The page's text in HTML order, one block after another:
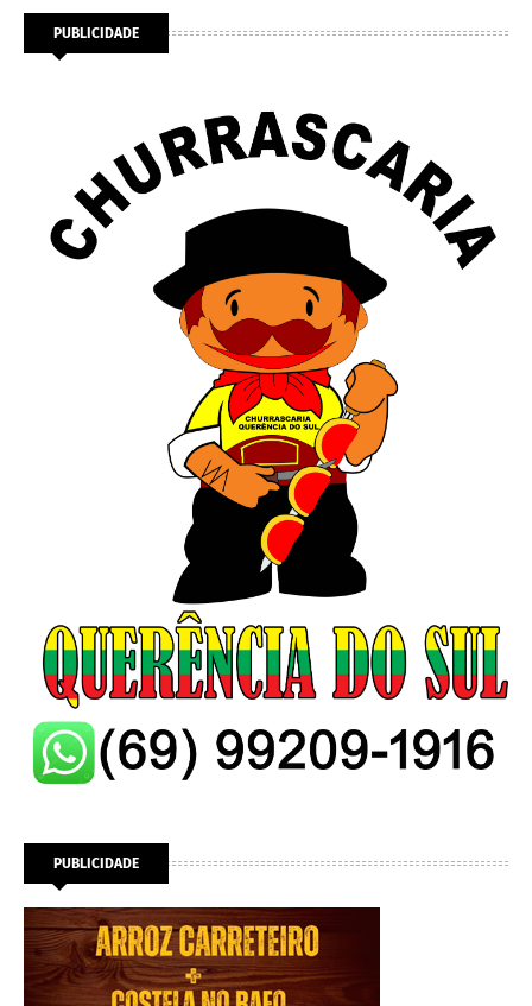
PUBLICIDADE
PUBLICIDADE